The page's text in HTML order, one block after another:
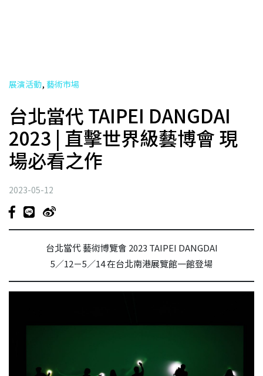
展演活動, 藝術市場
台北當代 TAIPEI DANGDAI
2023 | 直擊世界級藝博會 現
場必看之作
2023-05-12
台北當代 藝術博覽會 2023 TAIPEI DANGDAI
5／12－5／14 在台北南港展覽館一館登場